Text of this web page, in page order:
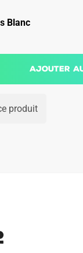
Blanc
Ajouter
produit